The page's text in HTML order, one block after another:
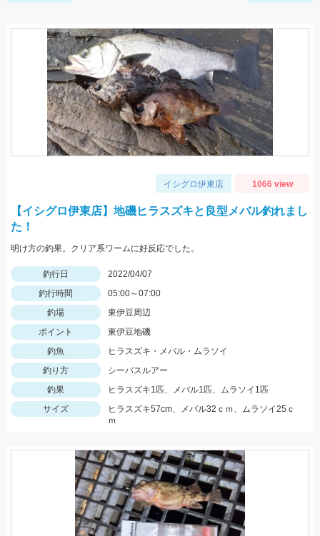
イシグロ伊東店 1066 view
【イシグロ伊東店】地磯ヒラスズキと良型メバル釣れまし
た！
明け方の釣果。クリア系ワームに好反応でした。
釣行日
2022/04/07
釣行時間
05:00～07:00
釣場
東伊豆周辺
ポイント
東伊豆地磯
釣魚
ヒラスズキ・メバル・ムラソイ
釣り方
シーバスルアー
釣果
ヒラスズキ1匹、メバル1匹、ムラソイ1匹
サイズ
ヒラスズキ57cm、メバル32ｃｍ、ムラソイ25ｃ
ｍ